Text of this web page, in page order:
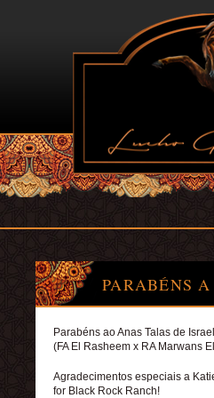
PARABÉNS
Parabéns ao Anas Talas de
(FA El Rasheem x RA Marwans
Agradecimentos especiais a
for Black Rock Ranch!